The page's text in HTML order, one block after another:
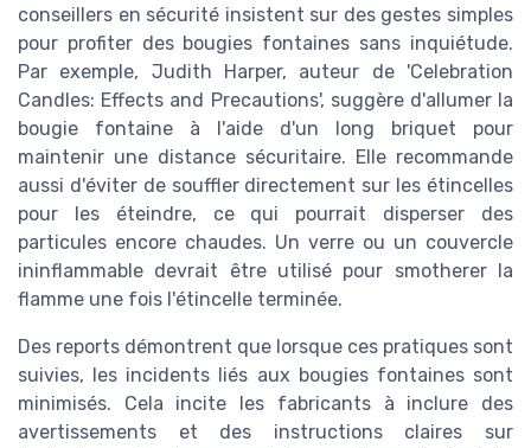
conseillers en sécurité insistent sur des gestes simples
pour profiter des bougies fontaines sans inquiétude.
Par exemple, Judith Harper, auteur de 'Celebration
Candles: Effects and Precautions', suggère d'allumer la
bougie fontaine à l'aide d'un long briquet pour
maintenir une distance sécuritaire. Elle recommande
aussi d'éviter de souffler directement sur les étincelles
pour les éteindre, ce qui pourrait disperser des
particules encore chaudes. Un verre ou un couvercle
ininflammable devrait être utilisé pour smotherer la
flamme une fois l'étincelle terminée.
Des reports démontrent que lorsque ces pratiques sont
suivies, les incidents liés aux bougies fontaines sont
minimisés. Cela incite les fabricants à inclure des
avertissements et des instructions claires sur